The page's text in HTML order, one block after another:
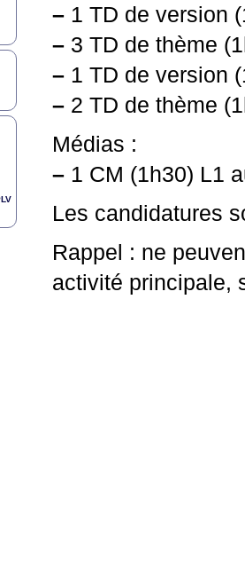
– 1 TD de version
– 3 TD de thème
– 1 TD de version
– 2 TD de thème
Médias :
– 1 CM (1h30) L1
Les candidatures
Rappel : ne
activité principale,